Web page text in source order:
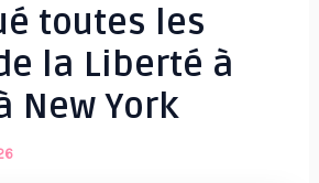
toutes les
la Liberté à
New York